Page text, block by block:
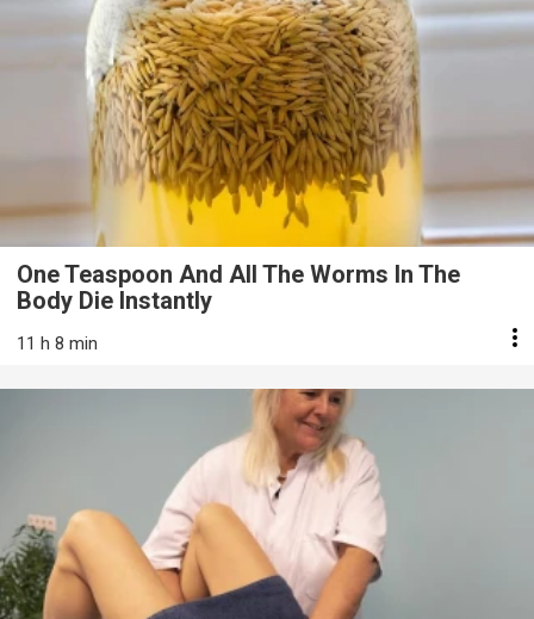
One Teaspoon And All The Worms In The
Body Die Instantly
11 h 8 min